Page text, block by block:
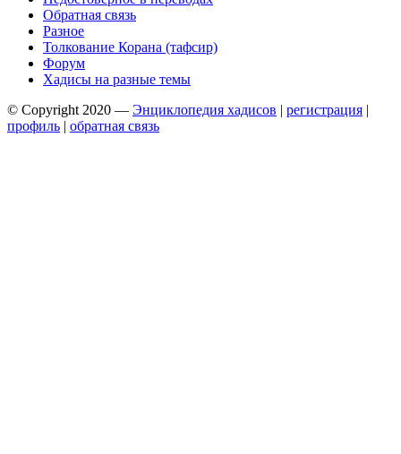
Обратная связь
Разное
Толкование Корана (тафсир)
Форум
Хадисы на разные темы
© Copyright 2020 — Энциклопедия хадисов | регистрация |
профиль | обратная связь